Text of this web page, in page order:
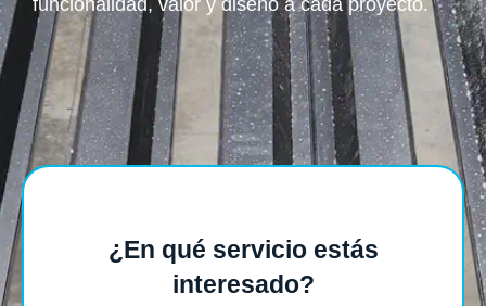
funcionalidad, valor y diseño a cada proyecto.
¿En qué servicio estás
interesado?